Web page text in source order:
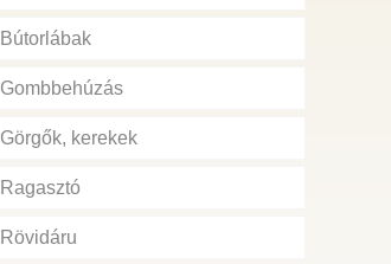
Bútorlábak
Gombbehúzás
Görgők, kerekek
Ragasztó
Rövidáru